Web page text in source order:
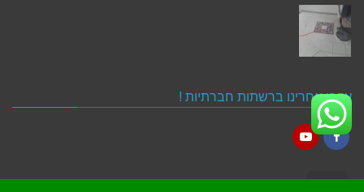
עקבו אחרינו ברשתות חברתיות !